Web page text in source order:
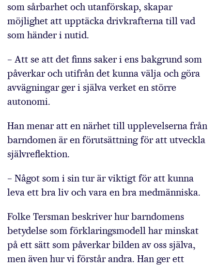
som sårbarhet och utanförskap, skapar
möjlighet att upptäcka drivkrafterna till vad
som händer i nutid.
– Att se att det finns saker i ens bakgrund som
påverkar och utifrån det kunna välja och göra
avvägningar ger i själva verket en större
autonomi.
Han menar att en närhet till upplevelserna från
barndomen är en förutsättning för att utveckla
självreflektion.
– Något som i sin tur är viktigt för att kunna
leva ett bra liv och vara en bra medmänniska.
Folke Tersman beskriver hur barndomens
betydelse som förklaringsmodell har minskat
på ett sätt som påverkar bilden av oss själva,
men även hur vi förstår andra. Han ger ett